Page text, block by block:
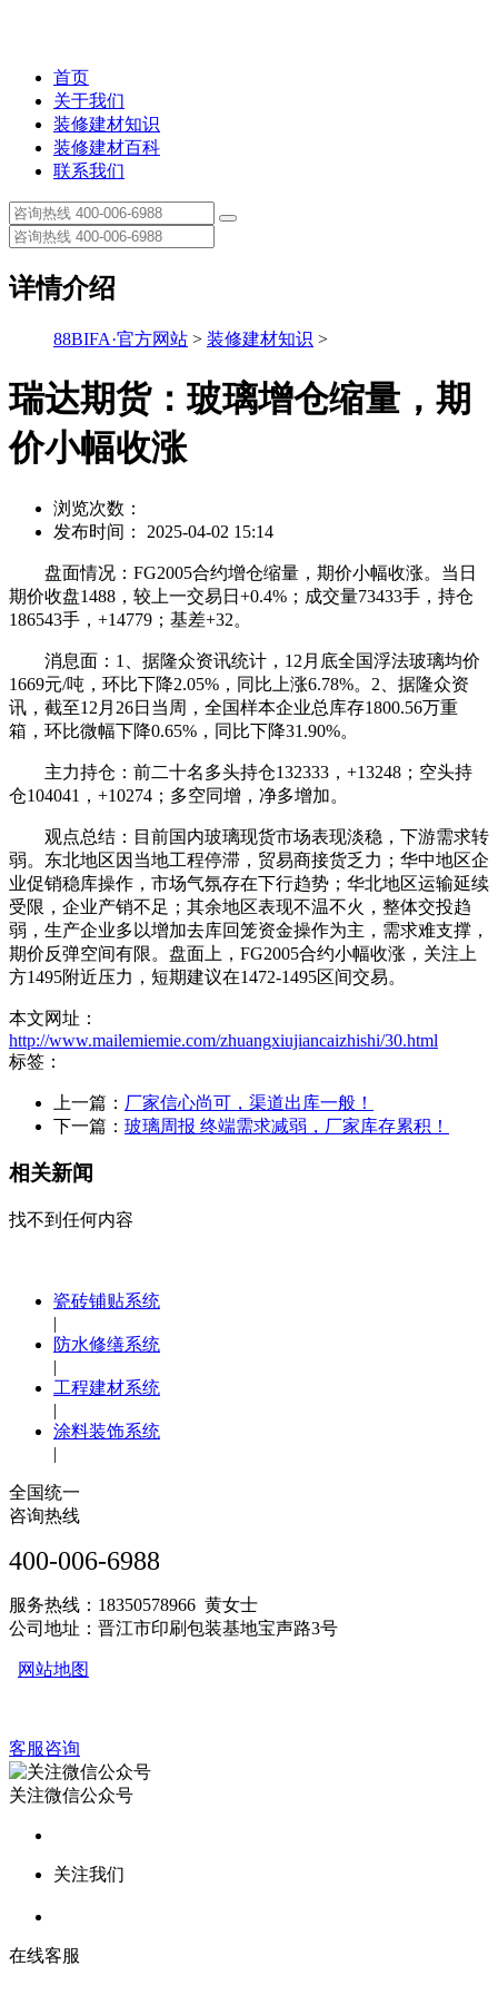
首页
关于我们
装修建材知识
装修建材百科
联系我们
详情介绍
88BIFA·官方网站 > 装修建材知识 >
瑞达期货：玻璃增仓缩量，期
价小幅收涨
浏览次数：
发布时间： 2025-04-02 15:14
盘面情况：FG2005合约增仓缩量，期价小幅收涨。当日
期价收盘1488，较上一交易日+0.4%；成交量73433手，持仓
186543手，+14779；基差+32。
消息面：1、据隆众资讯统计，12月底全国浮法玻璃均价
1669元/吨，环比下降2.05%，同比上涨6.78%。2、据隆众资
讯，截至12月26日当周，全国样本企业总库存1800.56万重
箱，环比微幅下降0.65%，同比下降31.90%。
主力持仓：前二十名多头持仓132333，+13248；空头持
仓104041，+10274；多空同增，净多增加。
观点总结：目前国内玻璃现货市场表现淡稳，下游需求转
弱。东北地区因当地工程停滞，贸易商接货乏力；华中地区企
业促销稳库操作，市场气氛存在下行趋势；华北地区运输延续
受限，企业产销不足；其余地区表现不温不火，整体交投趋
弱，生产企业多以增加去库回笼资金操作为主，需求难支撑，
期价反弹空间有限。盘面上，FG2005合约小幅收涨，关注上
方1495附近压力，短期建议在1472-1495区间交易。
本文网址：
http://www.mailemiemie.com/zhuangxiujiancaizhishi/30.html
标签：
上一篇： 厂家信心尚可，渠道出库一般！
下一篇： 玻璃周报 终端需求减弱，厂家库存累积！
相关新闻
找不到任何内容
瓷砖铺贴系统
|
防水修缮系统
|
工程建材系统
|
涂料装饰系统
|
全国统一
咨询热线
400-006-6988
服务热线：18350578966 黄女士
公司地址：晋江市印刷包装基地宝声路3号
网站地图
客服咨询
关注微信公众号
关注我们
在线客服